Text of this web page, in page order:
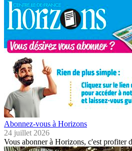
Abonnez-vous à Horizons
24 juillet 2026
Vous abonner à Horizons, c'est profiter